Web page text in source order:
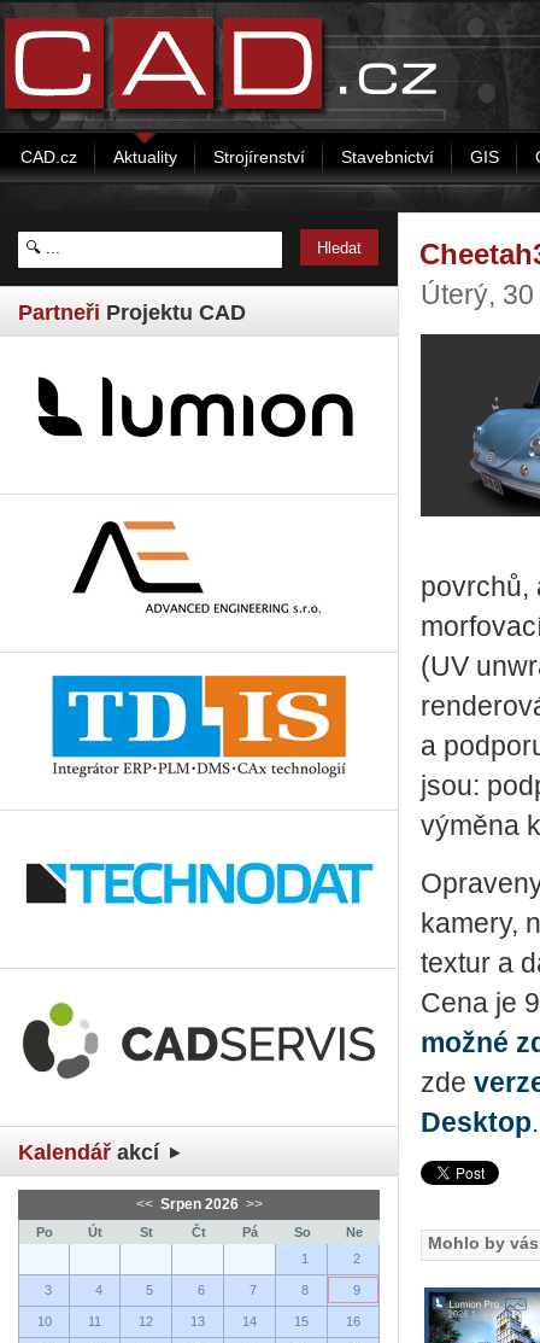
CAD.cz Aktuality Strojírenství Stavebnictví GIS
Partneři Projektu CAD
Kalendář akcí
<< Srpen 2026 >>
Po Út St Čt Pá So
Ne
1
2
3 4 5 6 7 8 9
10 11 12 13 14 15 16
Úterý,
povrchů,
(UV
a
jsou:
výměna
kamery,
textur a
Cena je
možné
zde
Desktop.
Mohlo by